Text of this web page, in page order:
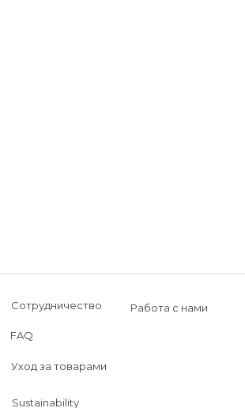
Уход за товарами
FAQ
Sustainability
Сотрудничество Работа с нами